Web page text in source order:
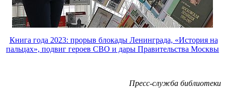
Книга года 2023: прорыв блокады Ленинграда, «История на
пальцах», подвиг героев СВО и дары Правительства Москвы
Пресс-служба библиотеки